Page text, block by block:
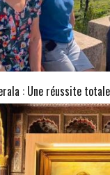
: Une réussite totale